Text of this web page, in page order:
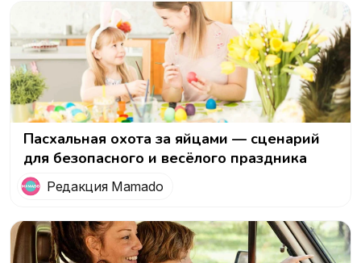
Пасхальная охота за яйцами — сценарий
для безопасного и весёлого праздника
Редакция Mamado